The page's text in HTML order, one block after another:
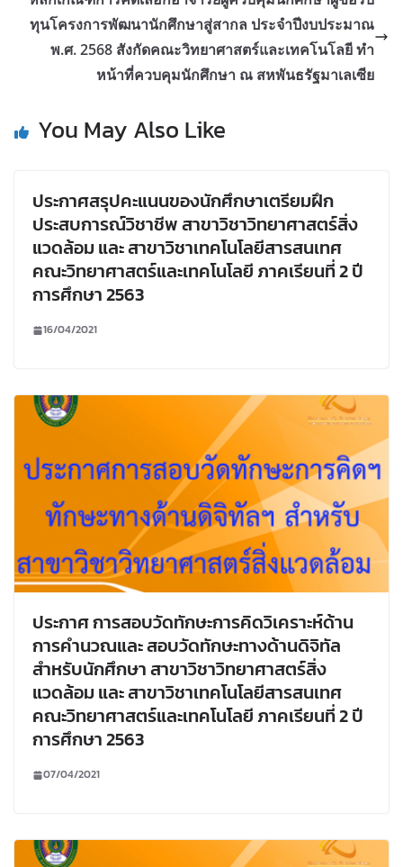
ทุนโครงการพัฒนานักศึกษาสู่สากล ประจำปีงบประมาณ
พ.ศ. 2568 สังกัดคณะวิทยาศาสตร์และเทคโนโลยี ทำ
หน้าที่ควบคุมนักศึกษา ณ สหพันธรัฐมาเลเซีย
You May Also Like
ประกาศสรุปคะแนนของนักศึกษาเตรียมฝึก
ประสบการณ์วิชาชีพ สาขาวิชาวิทยาศาสตร์สิ่ง
แวดล้อม และ สาขาวิชาเทคโนโลยีสารสนเทศ
คณะวิทยาศาสตร์และเทคโนโลยี ภาคเรียนที่ 2 ปี
การศึกษา 2563
16/04/2021
ประกาศ การสอบวัดทักษะการคิดวิเคราะห์ด้าน
การคำนวณและ สอบวัดทักษะทางด้านดิจิทัล
สำหรับนักศึกษา สาขาวิชาวิทยาศาสตร์สิ่ง
แวดล้อม และ สาขาวิชาเทคโนโลยีสารสนเทศ
คณะวิทยาศาสตร์และเทคโนโลยี ภาคเรียนที่ 2 ปี
การศึกษา 2563
07/04/2021